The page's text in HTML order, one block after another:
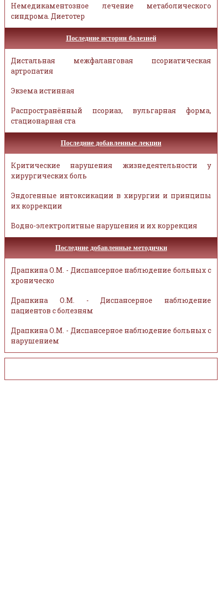
Немедикаментозное лечение метаболического
синдрома. Диетотер
Последние истории болезней
Дистальная межфаланговая псориатическая
артропатия
Экзема истинная
Распространённый псориаз, вульгарная форма,
стационарная ста
Последние добавленные лекции
Критические нарушения жизнедеятельности у
хирургических боль
Эндогенные интоксикации в хирургии и принципы
их коррекции
Водно-электролитные нарушения и их коррекция
Последние добавленные методички
Драпкина О.М. - Диспансерное наблюдение больных с
хроническо
Драпкина О.М. - Диспансерное наблюдение
пациентов с болезням
Драпкина О.М. - Диспансерное наблюдение больных с
нарушением